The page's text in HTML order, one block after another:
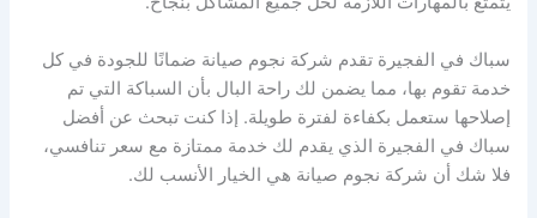
سباك في الفجيرة تقدم شركة نجوم صيانة ضمانًا للجودة في كل
خدمة تقوم بها، مما يضمن لك راحة البال بأن السباكة التي تم
إصلاحها ستعمل بكفاءة لفترة طويلة. إذا كنت تبحث عن أفضل
سباك في الفجيرة الذي يقدم لك خدمة ممتازة مع سعر تنافسي،
فلا شك أن شركة نجوم صيانة هي الخيار الأنسب لك.